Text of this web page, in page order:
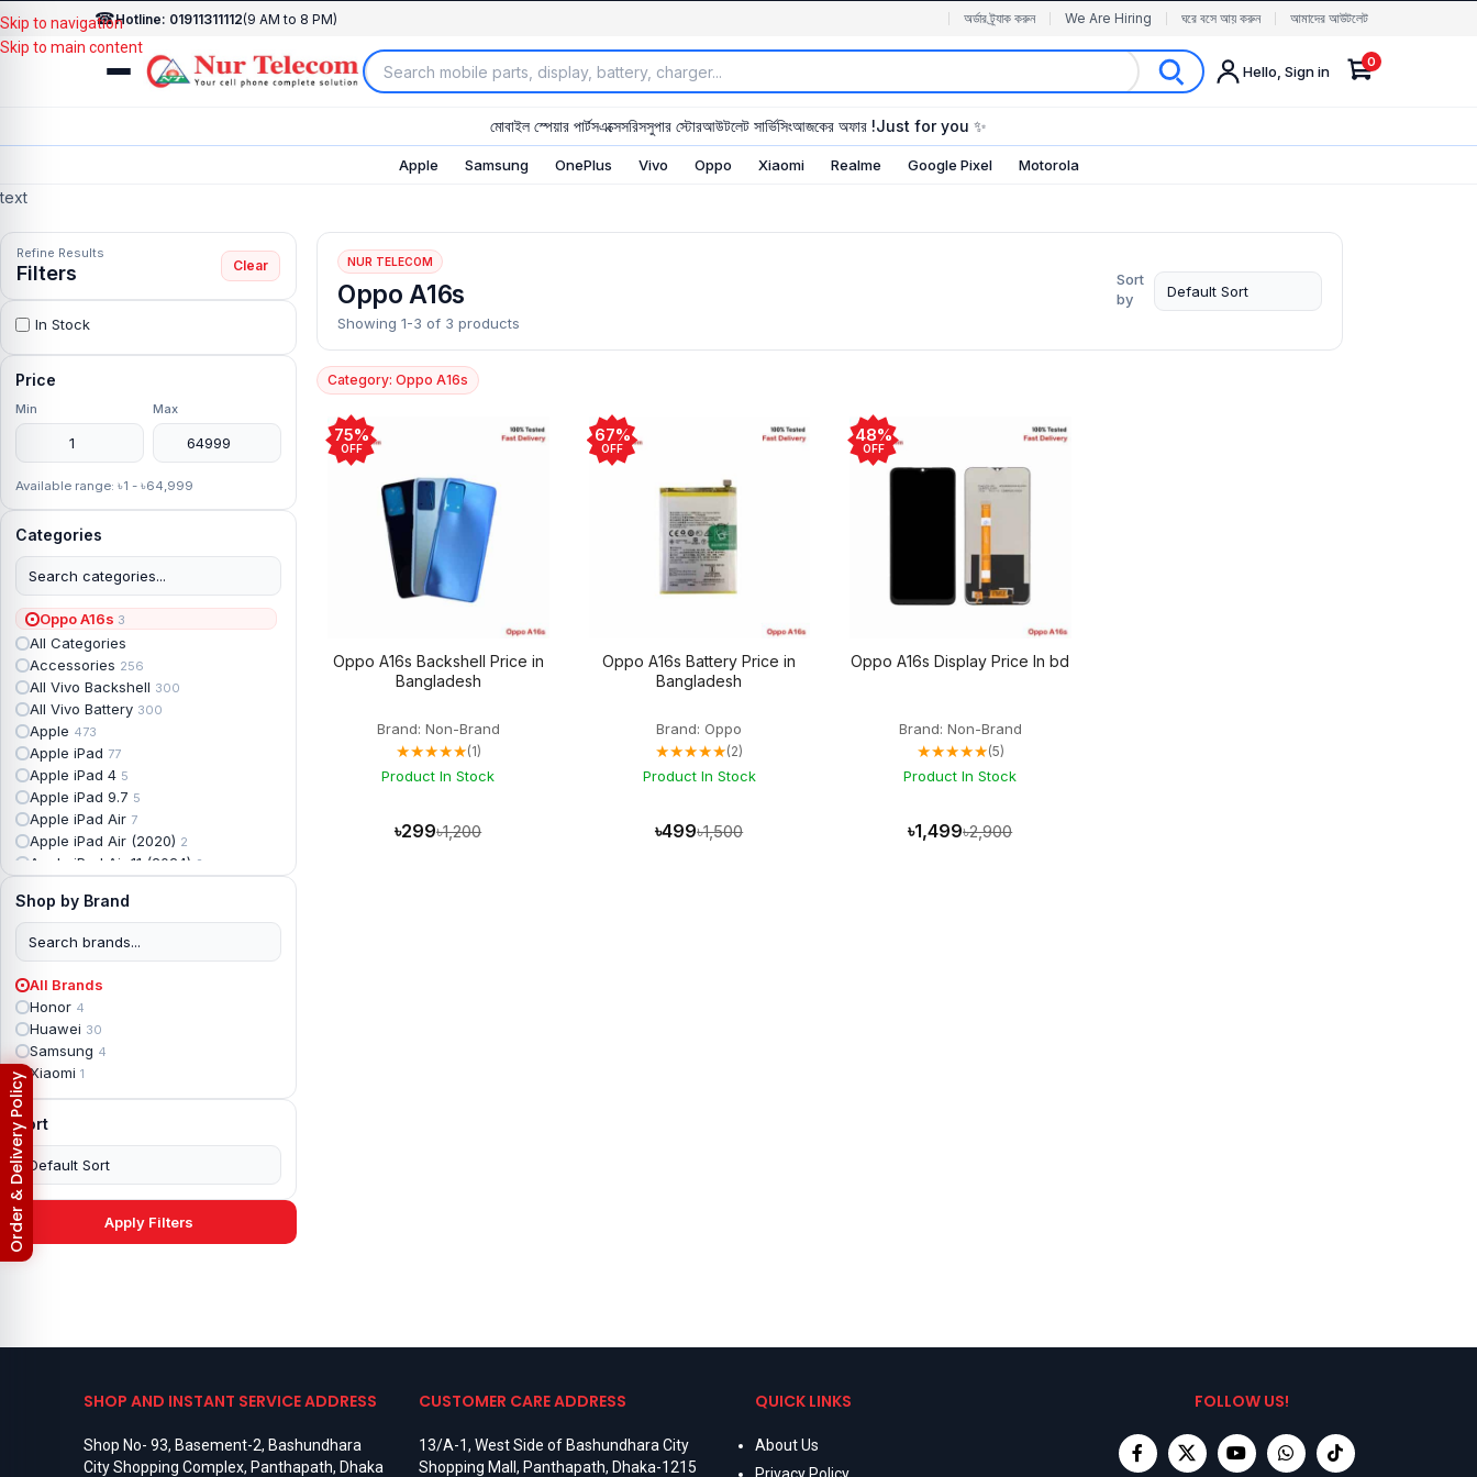
☎Hotline: 01911311112(9 AM to 8 PM) অর্ডার ট্র্যাক করুন We Are Hiring ঘরে বসে আয় করুন আমাদের আউটলেট
Hello, Sign in
0
মোবাইল স্পেয়ার পার্টসএক্সেসরিসসুপার স্টোরআউটলেট সার্ভিসিংআজকের অফার !Just for you ✨
Apple Samsung OnePlus Vivo Oppo Xiaomi Realme Google Pixel Motorola
Skip to navigation
Skip to main content
text
Refine Results
Filters Clear
In Stock
Price
Min Max
Available range: ৳1 - ৳64,999
Categories
Oppo A16s 3
All Categories
Accessories 256
All Vivo Backshell 300
All Vivo Battery 300
Apple 473
Apple iPad 77
Apple iPad 4 5
Apple iPad 9.7 5
Apple iPad Air 7
Apple iPad Air (2020) 2
Apple iPad Air 11 (2024) 2
Apple iPad Backshell
Apple iPad Battery
Apple iPad Display
Apple iPad mini 2
Apple iPad Mini 3
Apple iPad mini 4
Apple iPad Pro 10.5
Apple iPad Pro 11
Apple iPad Pro 12.96
Apple iPad Pro 12.9 2nd Gen
Apple iPad Pro 9.7 (2016)6
Apple iPad Pro 9.7 (2018)
4
Asus ROG Phone 2
Asus ROG Phone 3
Asus ROG Phone 5s Pro3
Asus Rog Phone 7
Asus ROG Phone 8 3
Shop by Brand
All Brands
Honor 4
Huawei 30
Samsung 4
Xiaomi 1
Sort
Apply Filters
NUR TELECOM
Oppo A16s
Showing 1-3 of 3 products
Sort
by
Category: Oppo A16s
75%
OFF
Oppo A16s Backshell Price in
Bangladesh
Brand: Non-Brand
★★★★★(1)
Product In Stock
৳299৳1,200
67%
OFF
Oppo A16s Battery Price in
Bangladesh
Brand: Oppo
★★★★★(2)
Product In Stock
৳499৳1,500
48%
OFF
Oppo A16s Display Price In bd
Brand: Non-Brand
★★★★★(5)
Product In Stock
৳1,499৳2,900
SHOP AND INSTANT SERVICE ADDRESS
Shop No- 93, Basement-2, Bashundhara
City Shopping Complex, Panthapath, Dhaka
CUSTOMER CARE ADDRESS
13/A-1, West Side of Bashundhara City
Shopping Mall, Panthapath, Dhaka-1215
QUICK LINKS
About Us
FOLLOW US!
Order & Delivery Policy